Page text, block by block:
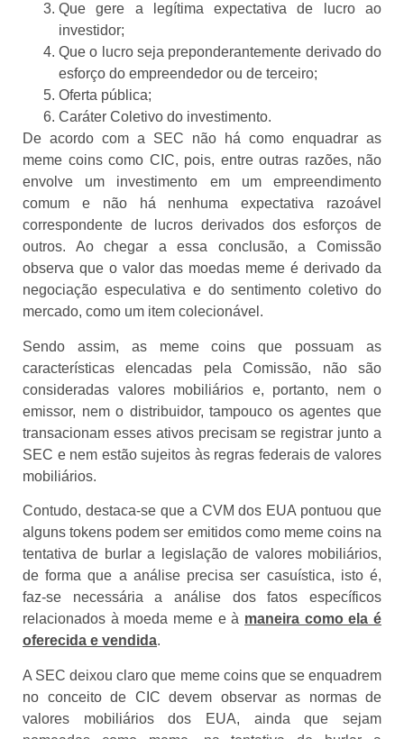
Que gere a legítima expectativa de lucro ao
investidor;
Que o lucro seja preponderantemente derivado do
esforço do empreendedor ou de terceiro;
Oferta pública;
Caráter Coletivo do investimento.
De acordo com a SEC não há como enquadrar as
meme coins como CIC, pois, entre outras razões, não
envolve um investimento em um empreendimento
comum e não há nenhuma expectativa razoável
correspondente de lucros derivados dos esforços de
outros. Ao chegar a essa conclusão, a Comissão
observa que o valor das moedas meme é derivado da
negociação especulativa e do sentimento coletivo do
mercado, como um item colecionável.
Sendo assim, as meme coins que possuam as
características elencadas pela Comissão, não são
consideradas valores mobiliários e, portanto, nem o
emissor, nem o distribuidor, tampouco os agentes que
transacionam esses ativos precisam se registrar junto a
SEC e nem estão sujeitos às regras federais de valores
mobiliários.
Contudo, destaca-se que a CVM dos EUA pontuou que
alguns tokens podem ser emitidos como meme coins na
tentativa de burlar a legislação de valores mobiliários,
de forma que a análise precisa ser casuística, isto é,
faz-se necessária a análise dos fatos específicos
relacionados à moeda meme e à maneira como ela é
oferecida e vendida.
A SEC deixou claro que meme coins que se enquadrem
no conceito de CIC devem observar as normas de
valores mobiliários dos EUA, ainda que sejam